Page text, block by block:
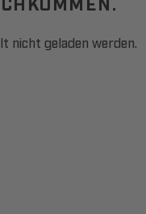
nicht geladen werden.